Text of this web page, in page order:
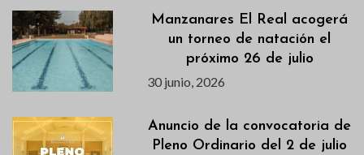
Manzanares El Real acogerá
un torneo de natación el
próximo 26 de julio
30 junio, 2026
Anuncio de la convocatoria de
Pleno Ordinario del 2 de julio